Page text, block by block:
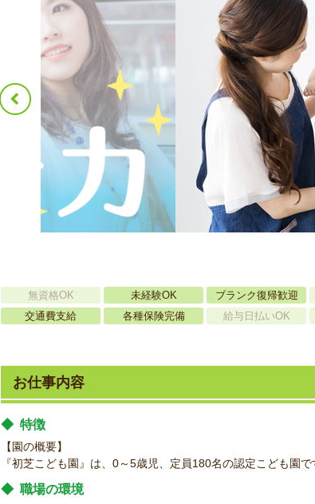
無資格OK 未経験OK ブランク復帰歓迎
交通費支給
各種保険完備 給与日払いOK
お仕事内容
◆ 特徴
【園の概要】
『初芝こども園』は、0～5歳児、定員180名の認定こども園で
◆ 職場の環境